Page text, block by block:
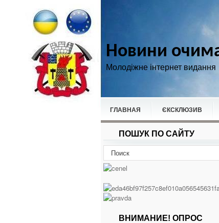
Новини
Молодіжне інтернет видання
ГЛАВНАЯ ЄКСКЛЮЗИВ
НОВИНИ СПОРТ
ПОШУК ПО САЙТУ
ВНИМАНИЕ! ОПРОС